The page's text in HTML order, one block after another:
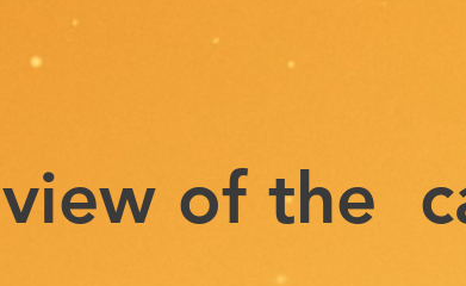
of the